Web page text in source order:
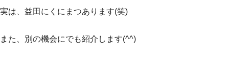
実は、益田にくにまつあります(笑)
また、別の機会にでも紹介します(^^)